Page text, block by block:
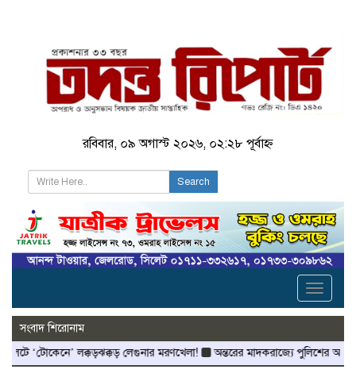
রবিবার, ০৯ অগাস্ট ২০২৬, ০২:২৮ পূর্বাহ্ন
Search
Toggle
সংবাদ শিরোনাম
লক্কড়ঝক্কড় লেগুনার মরণখেলা!
অন্তরের মাদকরাজ্যে পুলিশের আইওয়াশ